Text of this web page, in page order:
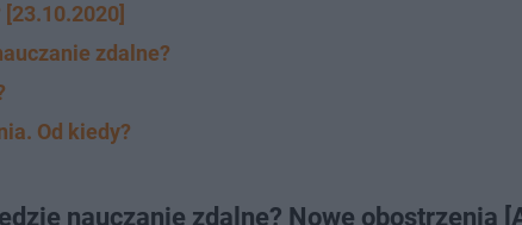
zdalne?
Od kiedy?
nauczanie zdalne? Nowe obostrzenia